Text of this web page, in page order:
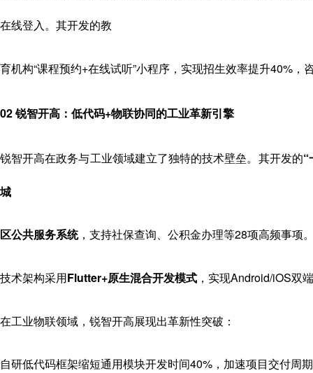
在线登入。其开发的教
育机构“课程预约+在线试听”小程序，实现招生效率提升40%，
02 锐智开高：低代码+物联协同的工业革新引擎
锐智开高在政务与工业领域建立了独特的技术壁垒。其开发的“
城
区公共服务系统，支持社保查询、公积金办理等28项高频事项
技术架构采用Flutter+原生混合开发模式 ，实现Android/iOS双
在工业物联领域，锐智开高展现出革新性突破：
自研低代码框架缩短通用模块开发时间40%，加速项目交付周期